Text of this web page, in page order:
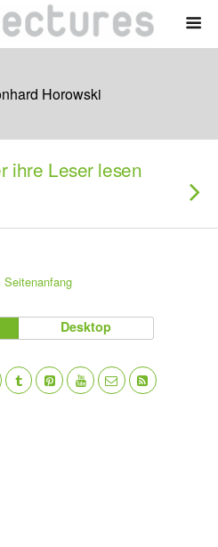
Horowski
ihre Leser lesen
Seitenanfang
Desktop